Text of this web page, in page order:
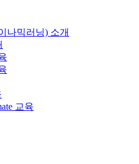
나믹러닝) 소개
교육